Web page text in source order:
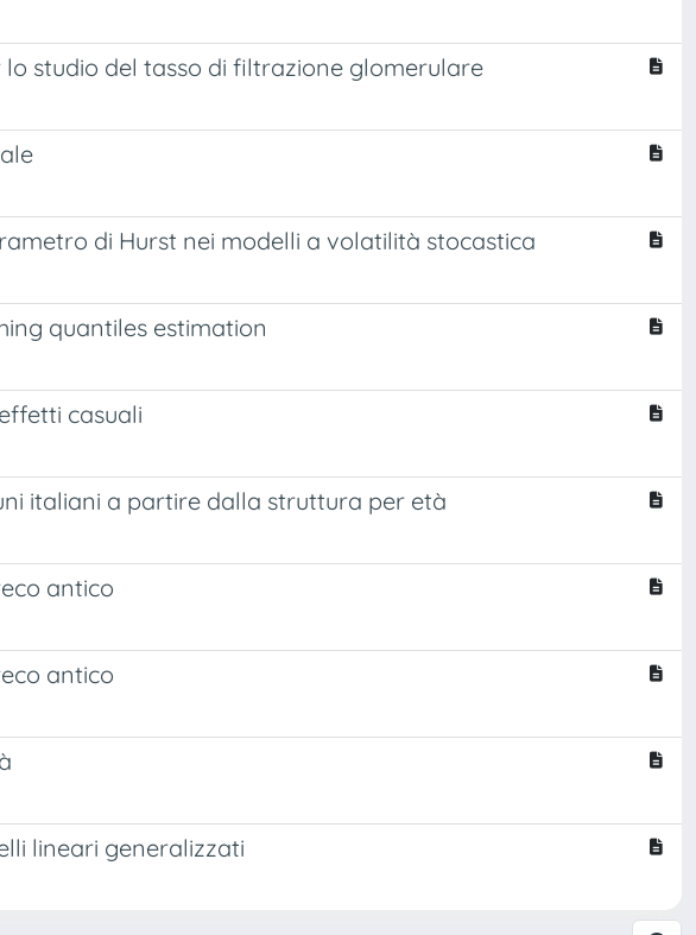
studio del tasso di filtrazione glomerulare
di Hurst nei modelli a volatilità stocastica
quantiles estimation
casuali
italiani a partire dalla struttura per età
antico
antico
lineari generalizzati